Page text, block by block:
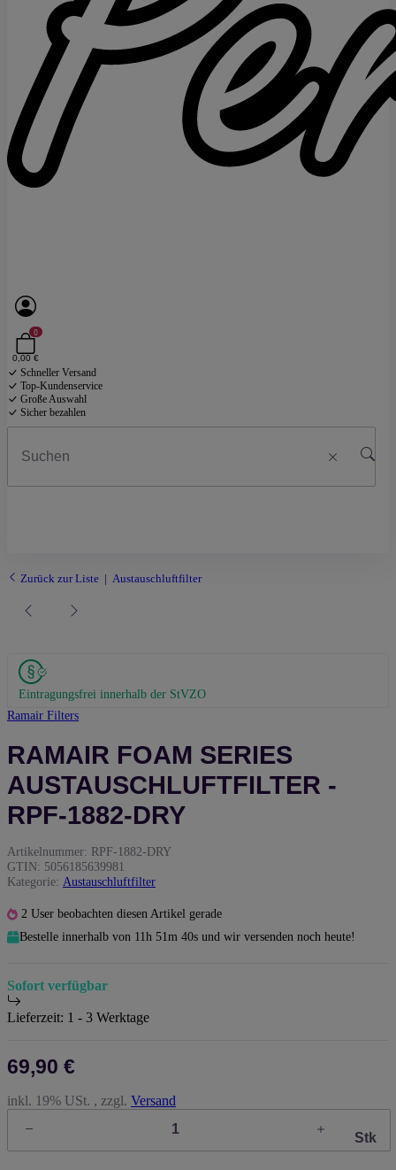
0
0,00 €
Schneller Versand
Top-Kundenservice
Große Auswahl
Sicher bezahlen
Zurück zur Liste Austauschluftfilter
Eintragungsfrei innerhalb der StVZO
Ramair Filters
RAMAIR FOAM SERIES
AUSTAUSCHLUFTFILTER -
RPF-1882-DRY
Artikelnummer: RPF-1882-DRY
GTIN: 5056185639981
Kategorie: Austauschluftfilter
2 User beobachten diesen Artikel gerade
Bestelle innerhalb von 11h 51m 39s und wir versenden noch heute!
Sofort verfügbar
Lieferzeit: 1 - 3 Werktage
69,90 €
inkl. 19% USt. , zzgl. Versand
Stk